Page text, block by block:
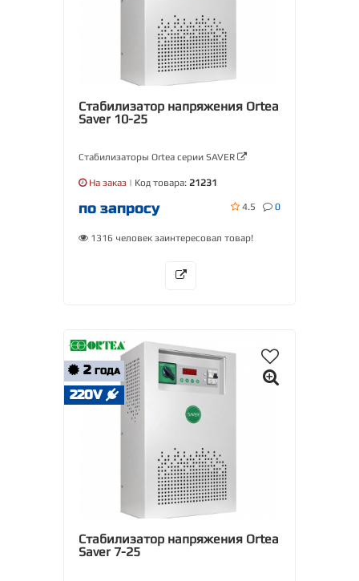
Стабилизатор напряжения Ortea
Saver 10-25
Стабилизаторы Ortea серии SAVER
На заказ | Код товара: 21231
по запросу 4.5 0
1316 человек заинтересовал товар!
2 ГОДА
220V
Стабилизатор напряжения Ortea
Saver 7-25